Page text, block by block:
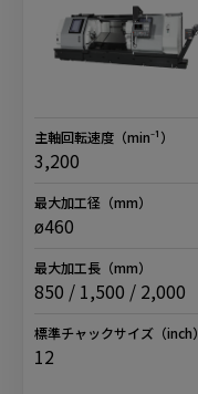
主軸回転速度 （min⁻¹）
3,200
最大加工径 （mm）
ø460
最大加工長 （mm）
850 / 1,500 / 2,000
標準チャックサイズ （inch）
12